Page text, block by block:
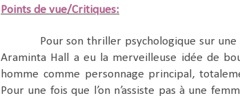
Points de vue/Critiques:
Pour son thriller psychologique sur
Araminta Hall a eu la merveilleuse idée de
homme comme personnage principal,
Pour une fois que l’on n’assiste pas à une